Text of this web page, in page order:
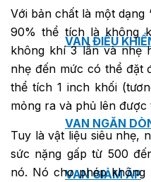
VAN ĐIỀU
VAN NGĂN
VAN GIẢM ÁP
Với bản chất là một dạng
90% thể tích là không
không khí 3 lần và nhẹ
nhẹ đến mức có thể đặt
thể tích 1 inch khối
mỏng ra và phủ lên
Tuy là vật liệu siêu nhẹ,
sức nặng gấp từ 500
nó. Nó cho phép